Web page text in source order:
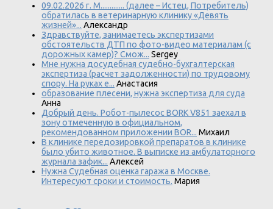
09.02.2026 г. М............. (далее – Истец, Потребитель)
обратилась в ветеринарную клинику «Девять
жизней»... Александр
Здравствуйте, занимаетесь экспертизами
обстоятельств ДТП по фото-видео материалам (с
дорожных камер)? Смож... Sergey
Мне нужна досудебная судебно-бухгалтерская
экспертиза (расчет задолженности) по трудовому
спору. На руках е... Анастасия
образование плесени, нужна экспертиза для суда
Анна
Добрый день. Робот-пылесос BORK V851 заехал в
зону отмеченную в официальном,
рекомендованном приложении BOR... Михаил
В клинике передозировкой препаратов в клинике
было убито животное. В выписке из амбулаторного
журнала зафик... Алексей
Нужна Судебная оценка гаража в Москве.
Интересуют сроки и стоимость. Мария